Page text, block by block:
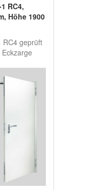
RC4,
Höhe 1900
RC4 geprüft